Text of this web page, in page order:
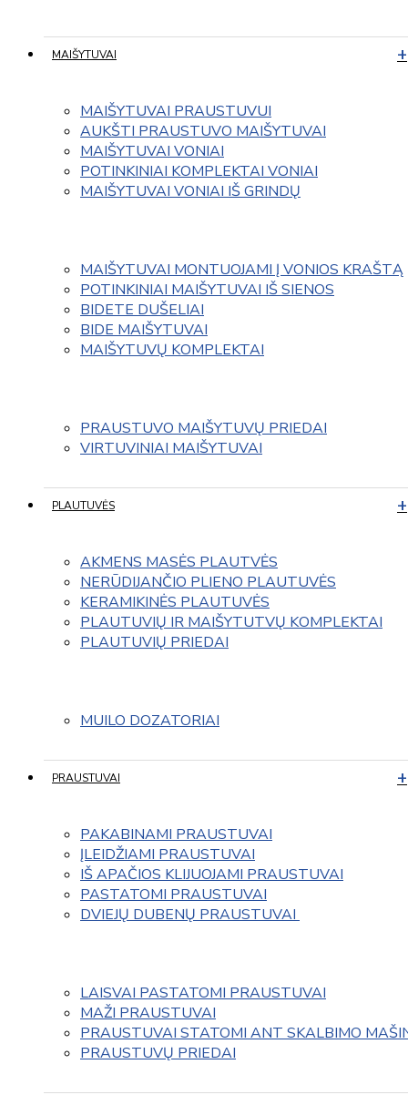
MAIŠYTUVAI
MAIŠYTUVAI PRAUSTUVUI
AUKŠTI PRAUSTUVO MAIŠYTUVAI
MAIŠYTUVAI VONIAI
POTINKINIAI KOMPLEKTAI VONIAI
MAIŠYTUVAI VONIAI IŠ GRINDŲ
MAIŠYTUVAI MONTUOJAMI Į VONIOS KRAŠTĄ
POTINKINIAI MAIŠYTUVAI IŠ SIENOS
BIDETE DUŠELIAI
BIDE MAIŠYTUVAI
MAIŠYTUVŲ KOMPLEKTAI
PRAUSTUVO MAIŠYTUVŲ PRIEDAI
VIRTUVINIAI MAIŠYTUVAI
PLAUTUVĖS
AKMENS MASĖS PLAUTVĖS
NERŪDIJANČIO PLIENO PLAUTUVĖS
KERAMIKINĖS PLAUTUVĖS
PLAUTUVIŲ IR MAIŠYTUTVŲ KOMPLEKTAI
PLAUTUVIŲ PRIEDAI
MUILO DOZATORIAI
PRAUSTUVAI
PAKABINAMI PRAUSTUVAI
ĮLEIDŽIAMI PRAUSTUVAI
IŠ APAČIOS KLIJUOJAMI PRAUSTUVAI
PASTATOMI PRAUSTUVAI
DVIEJŲ DUBENŲ PRAUSTUVAI
LAISVAI PASTATOMI PRAUSTUVAI
MAŽI PRAUSTUVAI
PRAUSTUVAI STATOMI ANT SKALBIMO
PRAUSTUVŲ PRIEDAI